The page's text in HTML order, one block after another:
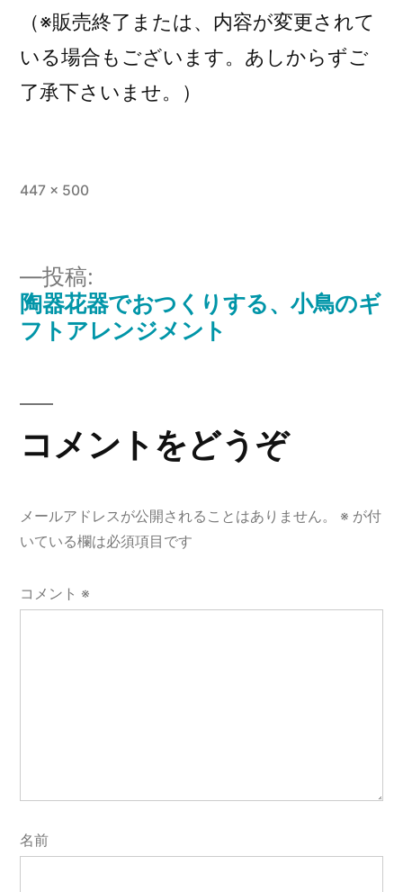
（※販売終了または、内容が変更されて
いる場合もございます。あしからずご
了承下さいませ。）
フ
ズ
447 × 500
投
ナ
ビ
ー
シ
ョ
投稿:
陶器花器でおつくりする、小鳥のギ
フトアレンジメント
コメントをどうぞ
メールアドレスが公開されることはありません。 ※ が付
いている欄は必須項目です
コメント ※
名前